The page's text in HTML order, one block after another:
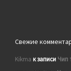
Свежие
Kikma к записи Чип